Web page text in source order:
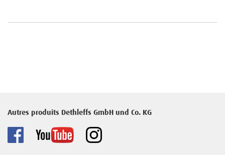
Autres produits Dethleffs GmbH und Co. KG